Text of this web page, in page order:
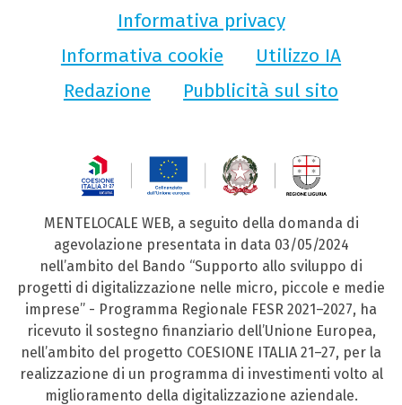
Informativa privacy
Informativa cookie
Utilizzo IA
Redazione
Pubblicità sul sito
MENTELOCALE WEB, a seguito della domanda di
agevolazione presentata in data 03/05/2024
nell’ambito del Bando “Supporto allo sviluppo di
progetti di digitalizzazione nelle micro, piccole e medie
imprese” - Programma Regionale FESR 2021–2027, ha
ricevuto il sostegno finanziario dell’Unione Europea,
nell’ambito del progetto COESIONE ITALIA 21–27, per la
realizzazione di un programma di investimenti volto al
miglioramento della digitalizzazione aziendale.